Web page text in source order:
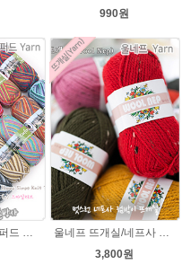
990원
역대급할인 옥스퍼드 나염뜨개실 털실
울네프 뜨개실/네프사 가볍고 부드러운 뜨개실
3,800원